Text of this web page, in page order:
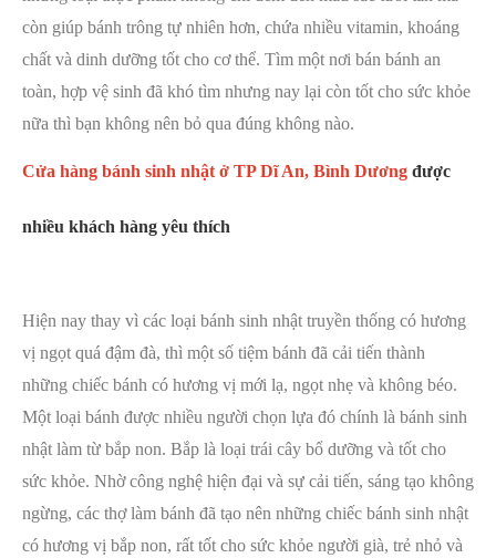
còn giúp bánh trông tự nhiên hơn, chứa nhiều vitamin, khoáng
chất và dinh dưỡng tốt cho cơ thể. Tìm một nơi bán bánh an
toàn, hợp vệ sinh đã khó tìm nhưng nay lại còn tốt cho sức khỏe
nữa thì bạn không nên bỏ qua đúng không nào.
Cửa hàng bánh sinh nhật ở TP Dĩ An, Bình Dương được
nhiều khách hàng yêu thích
Hiện nay thay vì các loại bánh sinh nhật truyền thống có hương
vị ngọt quá đậm đà, thì một số tiệm bánh đã cải tiến thành
những chiếc bánh có hương vị mới lạ, ngọt nhẹ và không béo.
Một loại bánh được nhiều người chọn lựa đó chính là bánh sinh
nhật làm từ bắp non. Bắp là loại trái cây bổ dưỡng và tốt cho
sức khỏe. Nhờ công nghệ hiện đại và sự cải tiến, sáng tạo không
ngừng, các thợ làm bánh đã tạo nên những chiếc bánh sinh nhật
có hương vị bắp non, rất tốt cho sức khỏe người già, trẻ nhỏ và